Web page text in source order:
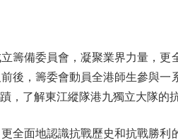
備委員會，凝聚業界力量，更
後，籌委會動員全港師生參與
了解東江縱隊港九獨立大隊的
面地認識抗戰歷史和抗戰勝利